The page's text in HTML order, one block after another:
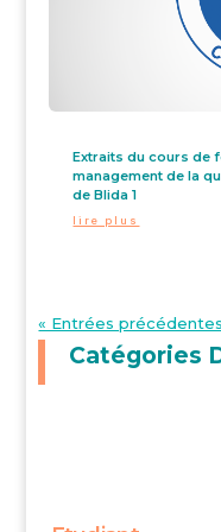
Extraits du cours de
management de la
de Blida 1
lire plus
« Entrées précédentes
Catégories